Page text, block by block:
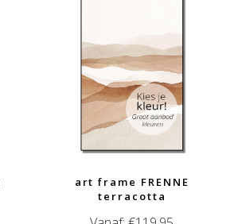
art frame FRENNE
terracotta